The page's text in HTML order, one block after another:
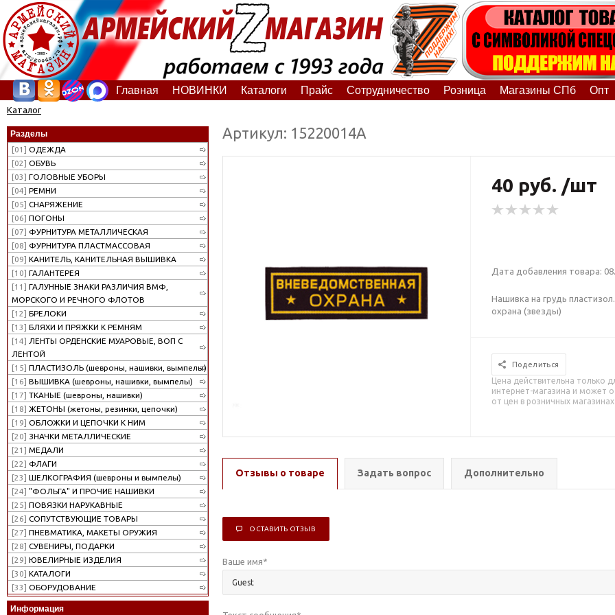
Главная НОВИНКИ Каталоги Прайс Сотрудничество Розница Магазины СПб Опт
Каталог
Разделы
[01] ОДЕЖДА
[02] ОБУВЬ
[03] ГОЛОВНЫЕ УБОРЫ
[04] РЕМНИ
[05] СНАРЯЖЕНИЕ
[06] ПОГОНЫ
[07] ФУРНИТУРА МЕТАЛЛИЧЕСКАЯ
[08] ФУРНИТУРА ПЛАСТМАССОВАЯ
[09] КАНИТЕЛЬ, КАНИТЕЛЬНАЯ ВЫШИВКА
[10] ГАЛАНТЕРЕЯ
[11] ГАЛУННЫЕ ЗНАКИ РАЗЛИЧИЯ ВМФ,
МОРСКОГО И РЕЧНОГО ФЛОТОВ
[12] БРЕЛОКИ
[13] БЛЯХИ И ПРЯЖКИ К РЕМНЯМ
[14] ЛЕНТЫ ОРДЕНСКИЕ МУАРОВЫЕ, ВОП С
ЛЕНТОЙ
[15] ПЛАСТИЗОЛЬ (шевроны, нашивки, вымпелы)
[16] ВЫШИВКА (шевроны, нашивки, вымпелы)
[17] ТКАНЫЕ (шевроны, нашивки)
[18] ЖЕТОНЫ (жетоны, резинки, цепочки)
[19] ОБЛОЖКИ И ЦЕПОЧКИ К НИМ
[20] ЗНАЧКИ МЕТАЛЛИЧЕСКИЕ
[21] МЕДАЛИ
[22] ФЛАГИ
[23] ШЕЛКОГРАФИЯ (шевроны и вымпелы)
[24] "ФОЛЬГА" И ПРОЧИЕ НАШИВКИ
[25] ПОВЯЗКИ НАРУКАВНЫЕ
[26] СОПУТСТВУЮЩИЕ ТОВАРЫ
[27] ПНЕВМАТИКА, МАКЕТЫ ОРУЖИЯ
[28] СУВЕНИРЫ, ПОДАРКИ
[29] ЮВЕЛИРНЫЕ ИЗДЕЛИЯ
[30] КАТАЛОГИ
[33] ОБОРУДОВАНИЕ
Информация
Артикул: 15220014А
40 руб. /шт
Дата добавления товара:
Нашивка на грудь
охрана (звезды)
Поделиться
Цена действительна только
интернет-магазина и может
от цен в розничных магазинах
Отзывы о товаре Задать вопрос Дополнительно
ОСТАВИТЬ ОТЗЫВ
Ваше имя*